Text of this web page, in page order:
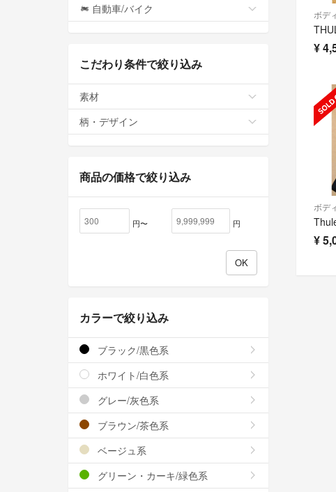
ボデ
¥
ボデ
¥
自動車/バイク
こだわり条件で絞り込み
素材
柄・デザイン
商品の価格で絞り込み
円〜 円
カラーで絞り込み
ブラック/黒色系
ホワイト/白色系
グレー/灰色系
ブラウン/茶色系
ベージュ系
グリーン・カーキ/緑色系